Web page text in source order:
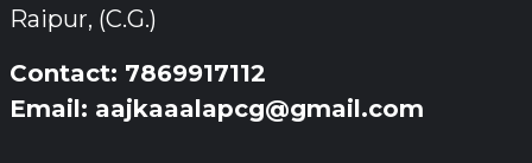
Raipur, (C.G.)
Contact: 7869917112
Email: aajkaaalapcg@gmail.com